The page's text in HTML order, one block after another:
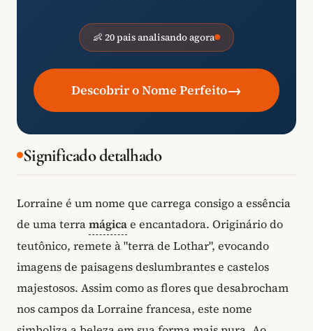
👶 20 pais analisando agora
Descobrir o Nome Perfeito→
Significado detalhado
Lorraine é um nome que carrega consigo a essência
de uma terramágicae encantadora. Originário do
teutônico, remete à "terra de Lothar", evocando
imagens de paisagens deslumbrantes e castelos
majestosos. Assim como as flores que desabrocham
nos campos da Lorraine francesa, este nome